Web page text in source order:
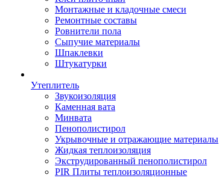
Монтажные и кладочные смеси
Ремонтные составы
Ровнители пола
Сыпучие материалы
Шпаклевки
Штукатурки
Утеплитель
Звукоизоляция
Каменная вата
Минвата
Пенополистирол
Укрывочные и отражающие материалы
Жидкая теплоизоляция
Экструдированный пенополистирол
PIR Плиты теплоизоляционные